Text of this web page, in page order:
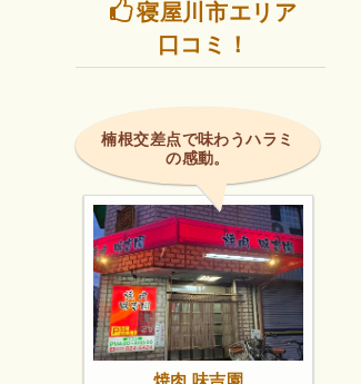
寝屋川市エリア
口コミ！
楠根交差点で味わうハラミ
の感動。
焼肉 味吉園